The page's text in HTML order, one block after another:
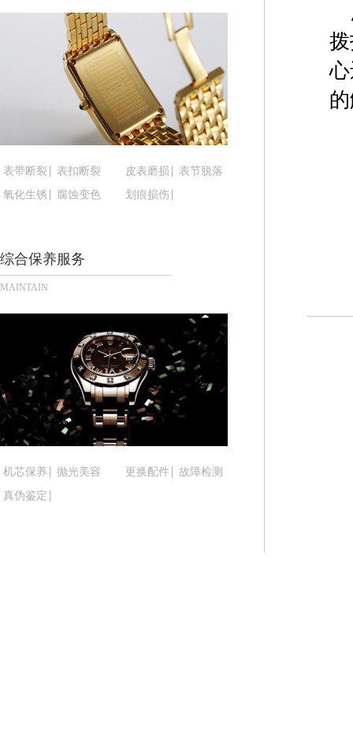
重庆市解放碑渝中区民权路28号英利国际金融中心
黑龙江省大庆市萨尔图区会战大街腕表时光售后服
黑龙江省鹤岗市向阳区红军路腕表时光售后服务中
黑龙江省黑河市爱辉区中央街腕表时光售后服务中
黑龙江省鸡西市鸡冠区红军路腕表时光售后服务中
黑龙江省佳木斯市向阳区长安路腕表时光售后服务
黑龙江省牡丹江市东安区太平路腕表时光售后服务
黑龙江省七台河市桃山区大同街腕表时光售后服务
黑龙江省齐齐哈尔市龙沙区龙华路腕表时光售后服
吉林省白城市洮北区明仁南街腕表时光售后服务中
吉林省吉林市船营区河南街腕表时光售后服务中心
吉林省辽源市龙山区人民大街腕表时光售后服务中
吉林省梅河口市新华街道梅河大街腕表时光售后服
吉林省四平市铁东区紫气大路与南九经街交汇处腕
吉林省松原市宁江区五环大街腕表时光售后服务中
辽宁省鞍山市铁东区站前街腕表时光售后服务中心
表带断裂 表扣断裂 皮表磨损
表节脱落
氧化生锈
腐蚀变色 划痕损伤
综合保养服务
MAINTAIN
机芯保养 抛光美容 更换配件
故障检测
真伪鉴定